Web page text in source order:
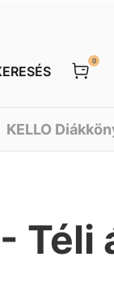
0
KELLO
Téli